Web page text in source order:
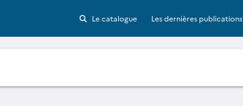
Le catalogue Les dernières publications